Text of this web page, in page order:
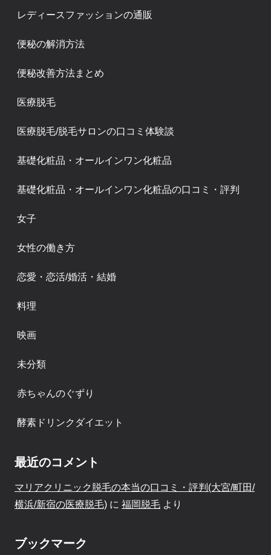
レディースファッションの通販
便秘の解消方法
便秘改善方法まとめ
医療脱毛
医療脱毛/脱毛サロンの口コミ体験談
基礎化粧品・オールインワン化粧品
基礎化粧品・オールインワン化粧品の口コミ・評判
女子
女性の働き方
恋愛・恋活/婚活・結婚
料理
映画
未分類
赤ちゃんのぐずり
酵素ドリンクダイエット
最近のコメント
マリアクリニック脱毛の本当の口コミ・評判(大宮/町田/
横浜/新宿の医療脱毛) に 福岡脱毛 より
ブックマーク